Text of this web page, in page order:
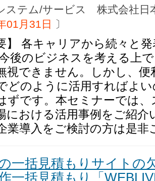
ステム/サービス 株式会社
01月31日
〕
】 各キャリアから続々と
後のビジネスを考える上
視できません。しかし、
どのように活用すればよ
ずです。本セミナーでは
における活用事例をご紹
業導入をご検討の方は是
一括見積もりサイトの
一括見積もり「